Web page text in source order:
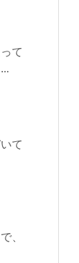
て
て
、